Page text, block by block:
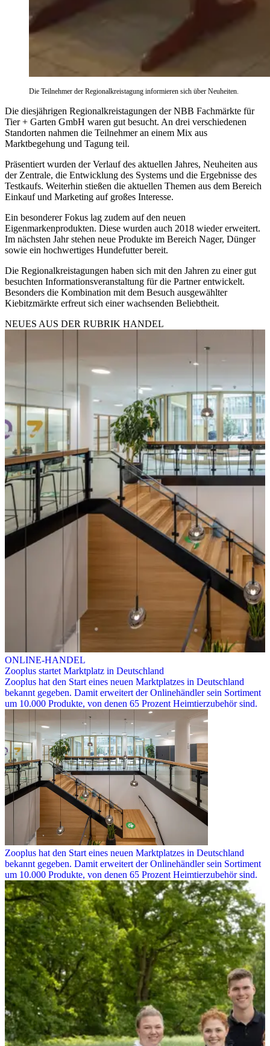
Die Teilnehmer der Regionalkreistagung informieren sich über Neuheiten.
Die diesjährigen Regionalkreistagungen der NBB Fachmärkte für
Tier + Garten GmbH waren gut besucht. An drei verschiedenen
Standorten nahmen die Teilnehmer an einem Mix aus
Marktbegehung und Tagung teil.
Präsentiert wurden der Verlauf des aktuellen Jahres, Neuheiten aus
der Zentrale, die Entwicklung des Systems und die Ergebnisse des
Testkaufs. Weiterhin stießen die aktuellen Themen aus dem Bereich
Einkauf und Marketing auf großes Interesse.
Ein besonderer Fokus lag zudem auf den neuen
Eigenmarkenprodukten. Diese wurden auch 2018 wieder erweitert.
Im nächsten Jahr stehen neue Produkte im Bereich Nager, Dünger
sowie ein hochwertiges Hundefutter bereit.
Die Regionalkreistagungen haben sich mit den Jahren zu einer gut
besuchten Informationsveranstaltung für die Partner entwickelt.
Besonders die Kombination mit dem Besuch ausgewählter
Kiebitzmärkte erfreut sich einer wachsenden Beliebtheit.
NEUES AUS DER RUBRIK HANDEL
ONLINE-HANDEL
Zooplus startet Marktplatz in Deutschland
Zooplus hat den Start eines neuen Marktplatzes in Deutschland
bekannt gegeben. Damit erweitert der Onlinehändler sein Sortiment
um 10.000 Produkte, von denen 65 Prozent Heimtierzubehör sind.
Zooplus hat den Start eines neuen Marktplatzes in Deutschland
bekannt gegeben. Damit erweitert der Onlinehändler sein Sortiment
um 10.000 Produkte, von denen 65 Prozent Heimtierzubehör sind.